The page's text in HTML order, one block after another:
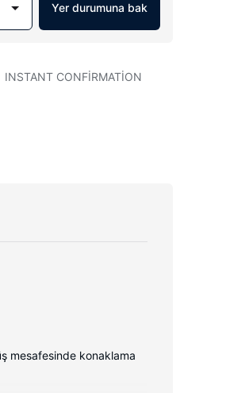
Yer durumuna bak
INSTANT CONFIRMATION
mesafesinde konaklama